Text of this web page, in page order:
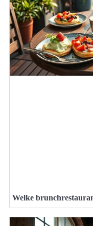
Welke